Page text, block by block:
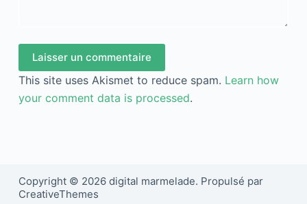
Laisser un commentaire
This site uses Akismet to reduce spam. Learn how
your comment data is processed.
Copyright © 2026 digital marmelade. Propulsé par
CreativeThemes